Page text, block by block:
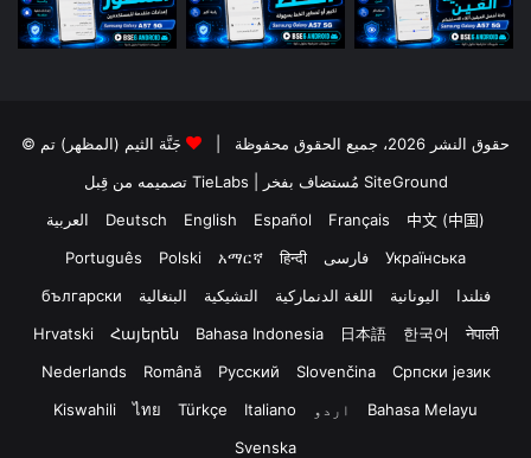
© حقوق النشر 2026، جميع الحقوق محفوظة |
جَنَّة الثيم (المظهر) تم
تصميمه من قِبل TieLabs
SiteGround
العربية
Deutsch English Español Français
中文 (中国)
Português
Polski አማርኛ हिन्दी فارسی
Українська
български
البنغالية التشيكية اللغة الدنماركية اليونانية
فنلندا
Hrvatski
Հայերեն Bahasa Indonesia 日本語 한국어
नेपाली
Nederlands
Română Русский Slovenčina
Српски језик
Kiswahili
ไทย Türkçe Italiano اردو
Bahasa Melayu
Svenska